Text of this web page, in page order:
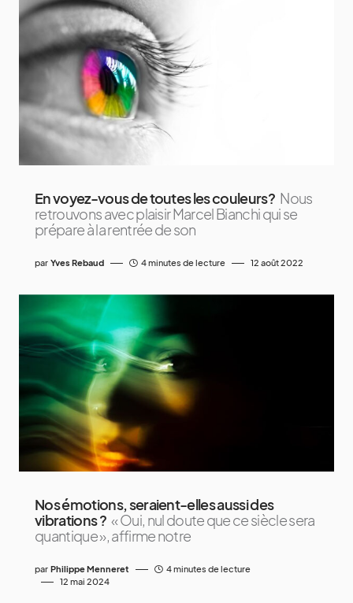
En voyez-vous de toutes les couleurs? Nous
retrouvons avec plaisir Marcel Bianchi qui se
prépare à la rentrée de son
par Yves Rebaud 4 minutes de lecture 12 août 2022
Nos émotions, seraient-elles aussi des
vibrations ? « Oui, nul doute que ce siècle sera
quantique », affirme notre
par Philippe Menneret
4 minutes de lecture
12 mai 2024